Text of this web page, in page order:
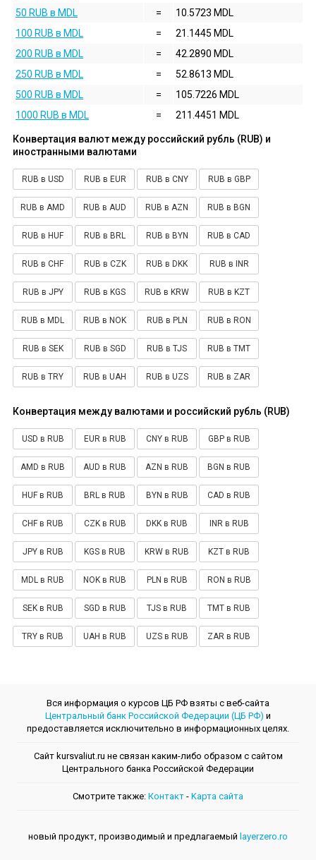
50 RUB в MDL
=
10.5723 MDL
100 RUB в MDL
=
21.1445 MDL
200 RUB в MDL
=
42.2890 MDL
250 RUB в MDL
=
52.8613 MDL
500 RUB в MDL
=
105.7226 MDL
1000 RUB в MDL
= 211.4451 MDL
Конвертация валют между российский рубль (RUB) и
иностранными валютами
RUB в USD RUB в EUR RUB в CNY RUB в GBP
RUB в AMD RUB в AUD RUB в AZN RUB в BGN
RUB в HUF RUB в BRL RUB в BYN RUB в CAD
RUB в CHF RUB в CZK RUB в DKK RUB в INR
RUB в JPY RUB в KGS RUB в KRW RUB в KZT
RUB в MDL RUB в NOK RUB в PLN RUB в RON
RUB в SEK RUB в SGD RUB в TJS RUB в TMT
RUB в TRY RUB в UAH RUB в UZS RUB в ZAR
Конвертация между валютами и российский рубль (RUB)
USD в RUB EUR в RUB CNY в RUB GBP в RUB
AMD в RUB AUD в RUB AZN в RUB BGN в RUB
HUF в RUB BRL в RUB BYN в RUB CAD в RUB
CHF в RUB CZK в RUB DKK в RUB INR в RUB
JPY в RUB KGS в RUB KRW в RUB KZT в RUB
MDL в RUB NOK в RUB PLN в RUB RON в RUB
SEK в RUB SGD в RUB TJS в RUB TMT в RUB
TRY в RUB UAH в RUB UZS в RUB ZAR в RUB
Вся информация о курсов ЦБ РФ взяты с веб-сайта
Центральный банк Российской Федерации (ЦБ РФ) и
предоставляется исключительно в информационных целях.
Сайт kursvaliut.ru не связан каким-либо образом с сайтом
Центрального банкa Российской Федерации
Смотрите также: Контакт - Kарта сайта
новый продукт, производимый и предлагаемый layerzero.ro